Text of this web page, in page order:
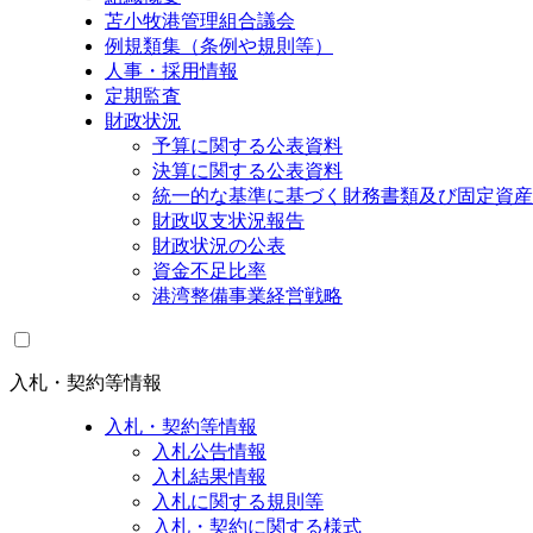
苫小牧港管理組合議会
例規類集（条例や規則等）
人事・採用情報
定期監査
財政状況
予算に関する公表資料
決算に関する公表資料
統一的な基準に基づく財務書類及び固定資
財政収支状況報告
財政状況の公表
資金不足比率
港湾整備事業経営戦略
入札・契約等情報
入札・契約等情報
入札公告情報
入札結果情報
入札に関する規則等
入札・契約に関する様式